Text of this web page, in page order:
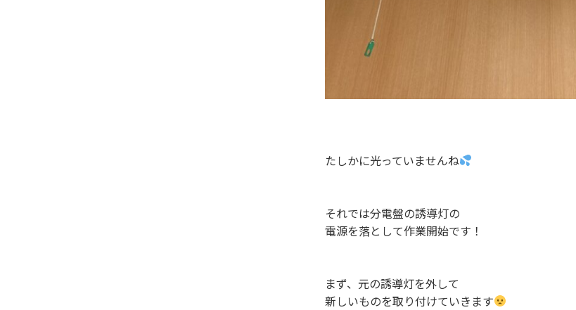
たしかに光っていませんね
それでは分電盤の誘導灯の
電源を落として作業開始です！
まず、元の誘導灯を外して
新しいものを取り付けていきます